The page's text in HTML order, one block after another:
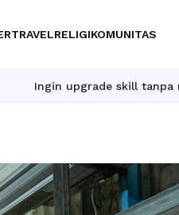
TRAVELRELIGIKOMUNITAS
skill tanpa ribet? Temukan